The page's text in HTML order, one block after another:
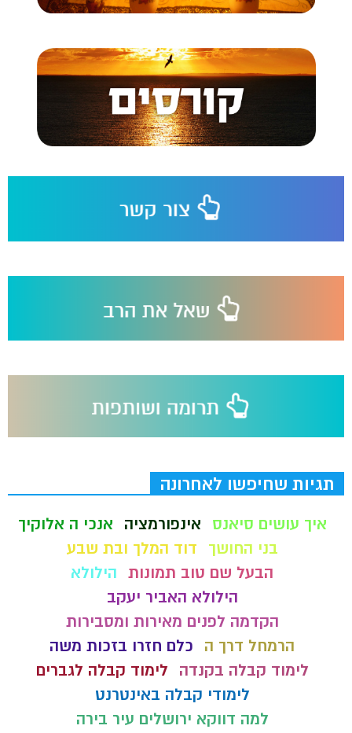
תגיות שחיפשו לאחרונה
איך עושים סיאנס אינפורמציה
אנכי ה אלוקיך
בני החושך
דוד המלך ובת שבע
הבעל שם טוב תמונות הילולא
הילולא האביר יעקב
הקדמה לפנים מאירות ומסבירות
הרמחל דרך ה
כלם חזרו בזכות משה
לימוד קבלה בקנדה
לימוד קבלה לגברים
לימודי קבלה באינטרנט
למה דווקא ירושלים עיר בירה